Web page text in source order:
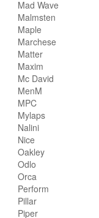
Mad Wave
Malmsten
Maple
Marchese
Matter
Maxim
Mc David
MenM
MPC
Mylaps
Nalini
Nice
Oakley
Odlo
Orca
Perform
Pillar
Piper